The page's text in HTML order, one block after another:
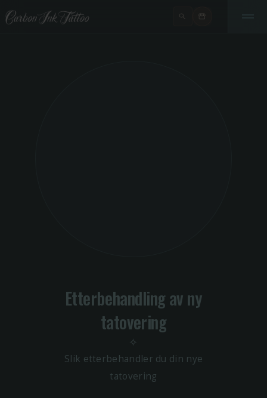
Etterbehandling av ny
tatovering
✧
Slik etterbehandler du din nye
tatovering